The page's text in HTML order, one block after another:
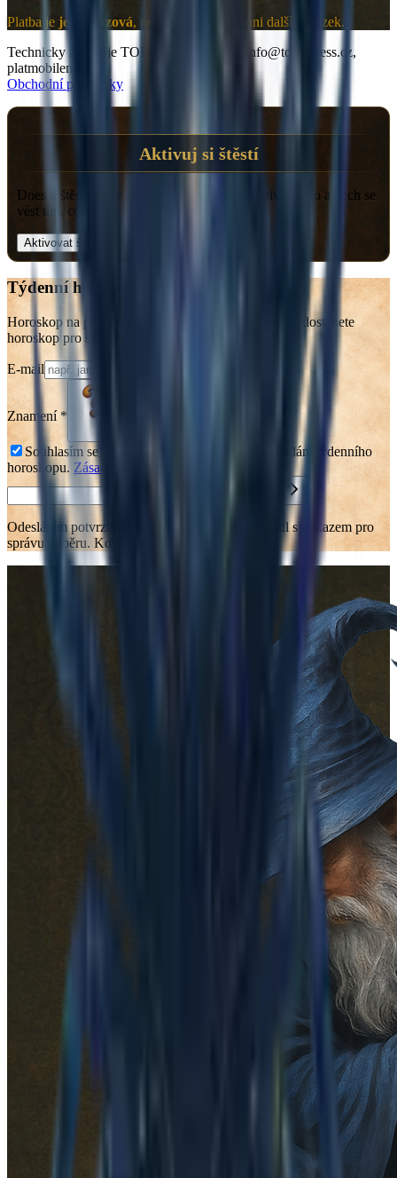
Platba je jednorázová, nejde o předplatné ani další závazek.
Technicky zajišťuje TOPIC PRESS s.r.o., info@topicpress.cz,
platmobilem.cz.
Obchodní podmínky
Aktivuj si štěstí
Dnes ti štěstí může otevřít správné dveře. Aktivuj si ho a nech se
vést tím, co přijde.
Aktivovat štěstí
Týdenní horoskop do e-mailu
Horoskop na příští týden už v neděli. Každou neděli dostanete
horoskop pro své znamení na příští týden.
E-mail
Znamení *
Souhlasím se zpracováním údajů za účelem zasílání týdenního
horoskopu. Zásady
Odesláním potvrzuješ, že rozumíš, že přijde e-mail s odkazem pro
správu odběru. Kdykoliv se můžeš odhlásit.